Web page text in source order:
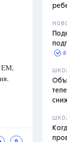
Л.С.,
8
ЕМ,